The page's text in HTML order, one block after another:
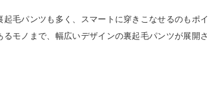
毛パンツも多く、スマートに穿きこなせるのもポイ
モノまで、幅広いデザインの裏起毛パンツが展開さ